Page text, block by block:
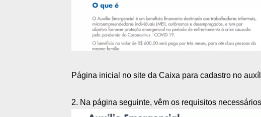
Página inicial no site da Caixa para cadastro no
2. Na página seguinte, vêm os requisitos